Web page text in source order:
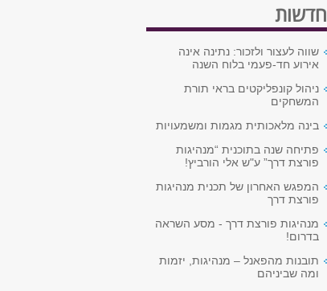
חדשות
שווה לעצור ולזכור: נתינה אינה
אירוע חד-פעמי בלוח השנה
ניהול קונפליקטים בראי תורת
המשחקים
בינה מלאכותית מגמות ומשמעויות
פתיחה שנה בתוכנית “מנהיגות
פורצת דרך” ע"ש אלי הורביץ!
המפגש האחרון של תכנית מנהיגות
פורצת דרך
מנהיגות פורצת דרך - מסע השראה
בדרום!
תובנות מהפאנל – מנהיגות, יזמות
ומה שביניהם